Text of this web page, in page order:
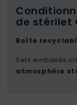
de stérilet
Boîte
Sets emballés
atmosphère